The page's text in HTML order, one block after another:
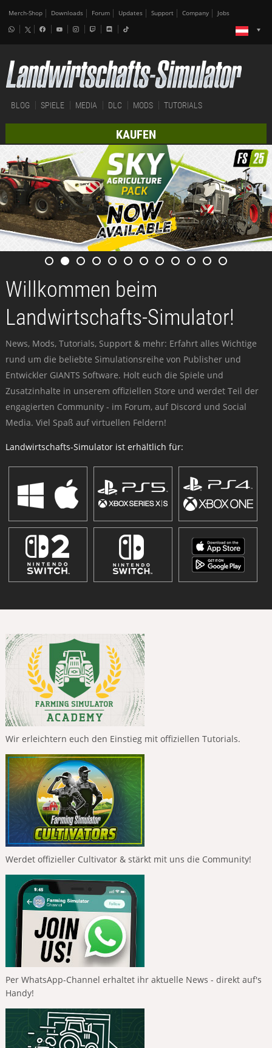
Merch-Shop Downloads Forum Updates Support Company Jobs
BLOG SPIELE MEDIA DLC MODS TUTORIALS
KAUFEN
Willkommen beim
Landwirtschafts-Simulator!
News, Mods, Tutorials, Support & mehr: Erfahrt alles Wichtige
rund um die beliebte Simulationsreihe von Publisher und
Entwickler GIANTS Software. Holt euch die Spiele und
Zusatzinhalte in unserem offiziellen Store und werdet Teil der
engagierten Community - im Forum, auf Discord und Social
Media. Viel Spaß auf virtuellen Feldern!
Landwirtschafts-Simulator ist erhältlich für:
Wir erleichtern euch den Einstieg mit offiziellen Tutorials.
Werdet offizieller Cultivator & stärkt mit uns die Community!
Per WhatsApp-Channel erhaltet ihr aktuelle News - direkt auf's
Handy!